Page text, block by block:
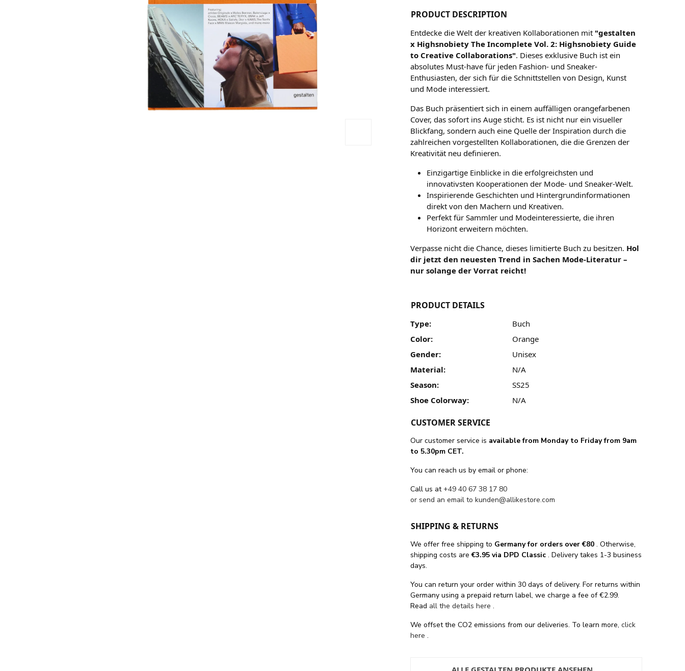
PRODUCT DESCRIPTION
Entdecke die Welt der kreativen Kollaborationen mit "gestalten
x Highsnobiety The Incomplete Vol. 2: Highsnobiety Guide
to Creative Collaborations". Dieses exklusive Buch ist ein
absolutes Must-have für jeden Fashion- und Sneaker-
Enthusiasten, der sich für die Schnittstellen von Design, Kunst
und Mode interessiert.
Das Buch präsentiert sich in einem auffälligen orangefarbenen
Cover, das sofort ins Auge sticht. Es ist nicht nur ein visueller
Blickfang, sondern auch eine Quelle der Inspiration durch die
zahlreichen vorgestellten Kollaborationen, die die Grenzen der
Kreativität neu definieren.
Einzigartige Einblicke in die erfolgreichsten und
innovativsten Kooperationen der Mode- und Sneaker-Welt.
Inspirierende Geschichten und Hintergrundinformationen
direkt von den Machern und Kreativen.
Perfekt für Sammler und Modeinteressierte, die ihren
Horizont erweitern möchten.
Verpasse nicht die Chance, dieses limitierte Buch zu besitzen. Hol
dir jetzt den neuesten Trend in Sachen Mode-Literatur –
nur solange der Vorrat reicht!
PRODUCT DETAILS
Type:
Buch
Color:
Orange
Gender:
Unisex
Material:
N/A
Season:
SS25
Shoe Colorway:
N/A
CUSTOMER SERVICE
Our customer service is available from Monday to Friday from 9am
to 5.30pm CET.
You can reach us by email or phone:
Call us at+49 40 67 38 17 80
or send an email tokunden@allikestore.com
SHIPPING & RETURNS
We offer free shippingto Germany for orders over €80 . Otherwise,
shipping costs are€3.95 via DPD Classic . Delivery takes 1-3 business
days.
You can return your order within 30 days of delivery. For returns within
Germany using a prepaid return label, we charge a fee of €2.99.
Read all the details here .
We offset the CO2 emissions from our deliveries. To learn more,click
here .